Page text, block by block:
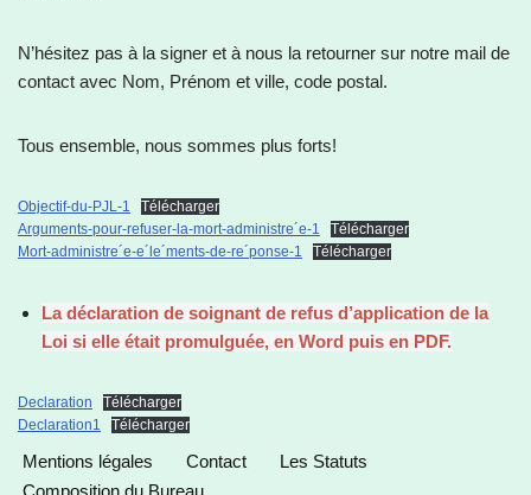
N’hésitez pas à la signer et à nous la retourner sur notre mail de
contact avec Nom, Prénom et ville, code postal.
Tous ensemble, nous sommes plus forts!
Objectif-du-PJL-1
Télécharger
Arguments-pour-refuser-la-mort-administre´e-1
Télécharger
Mort-administre´e-e´le´ments-de-re´ponse-1
Télécharger
La déclaration de soignant de refus d’application de la
Loi si elle était promulguée, en Word puis en PDF.
Declaration
Télécharger
Declaration1
Télécharger
Mentions légales Contact
Les Statuts
Composition du Bureau